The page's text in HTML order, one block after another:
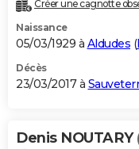
Créer une cagnotte
Naissance
05/03/1929 à Aldudes (
Décès
23/03/2017 à
Denis NOUTARY